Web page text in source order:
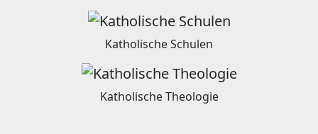
Katholische Schulen
Katholische Theologie